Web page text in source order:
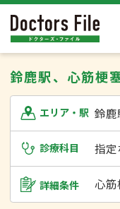
鈴鹿駅、心筋梗
エリア・駅 鈴鹿
診療科目 指定
詳細条件 心